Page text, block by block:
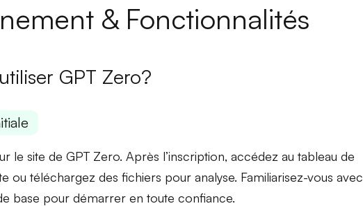
& Fonctionnalités
GPT Zero?
le site de GPT Zero. Après l’inscription, accédez au tableau de
ou téléchargez des fichiers pour analyse. Familiarisez-vous avec
base pour démarrer en toute confiance.